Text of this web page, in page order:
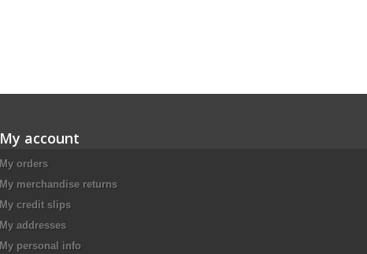
My account
My orders
My merchandise returns
My credit slips
My addresses
My personal info